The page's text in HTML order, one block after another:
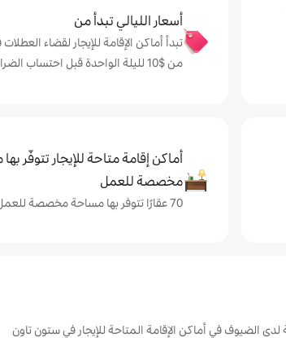
أسعار الليالي تبدأ من
تبدأ أماكن الإقامة للإيجار لقضاء
من $‏10 لليلة الواحدة قبل احتساب الضرائب والرسوم
أماكن إقامة متاحة للإيجار تتوفّر
مخصصة للعمل
70 عقارًا تتوفر بها مساحة مخصصة للعمل
الضيوف في أماكن الإقامة المتاحة للإيجار في ستون تاون